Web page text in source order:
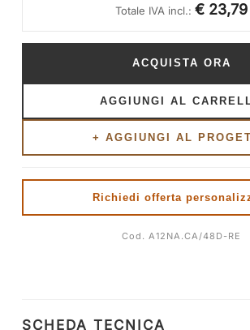
Totale IVA incl.: € 23,79
ACQUISTA ORA
AGGIUNGI AL
+ AGGIUNGI AL
Richiedi offerta
Cod. A12NA.CA/48D-RE
SCHEDA TECNICA